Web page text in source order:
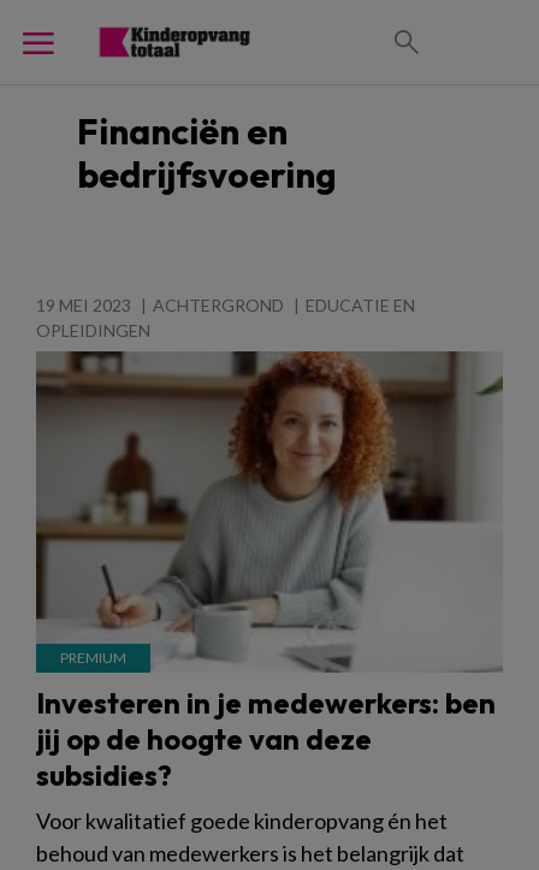
Financiën en
bedrijfsvoering
19 MEI 2023 ACHTERGROND
EDUCATIE EN
OPLEIDINGEN
Investeren in je medewerkers: ben
jij op de hoogte van deze
subsidies?
Voor kwalitatief goede kinderopvang én het
behoud van medewerkers is het belangrijk dat